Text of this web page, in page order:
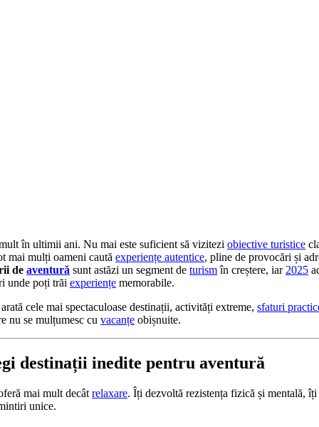
în ultimii ani. Nu mai este suficient să vizitezi obiective turistice
mai mulți oameni caută experiențe autentice, pline de provocări și
de aventură sunt astăzi un segment de turismîn creștere, iar 2025
unde poți trăi experiențe memorabile.
cele mai spectaculoase destinații, activități extreme, sfaturi
nu se mulțumesc cu vacanțe obișnuite.
destinații inedite pentru aventură
mai mult decât relaxare. Îți dezvoltă rezistența fizică și mentală, îți
unice.